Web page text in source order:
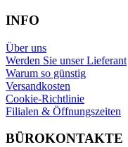
INFO
Über uns
Werden Sie unser Lieferant
Warum so günstig
Versandkosten
Cookie-Richtlinie
Filialen & Öffnungszeiten
BÜROKONTAKTE